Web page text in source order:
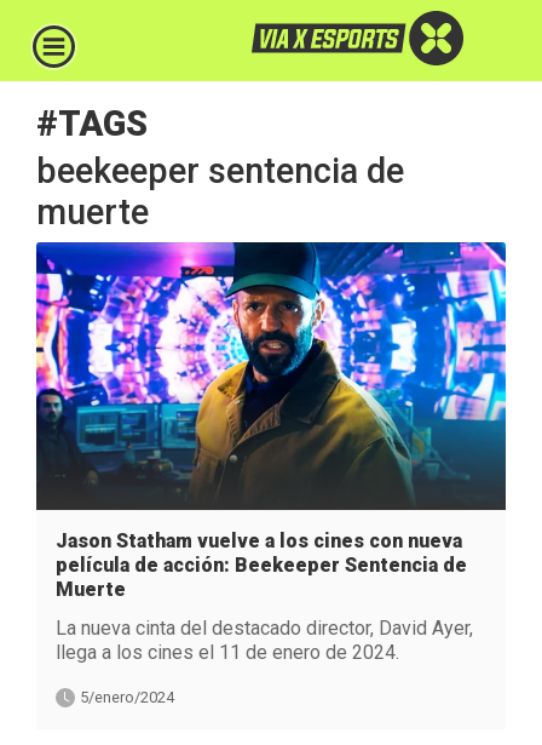
#TAGS
beekeeper sentencia de
muerte
Jason Statham vuelve a los cines con nueva
película de acción: Beekeeper Sentencia de
Muerte
La nueva cinta del destacado director, David Ayer,
llega a los cines el 11 de enero de 2024.
5/enero/2024